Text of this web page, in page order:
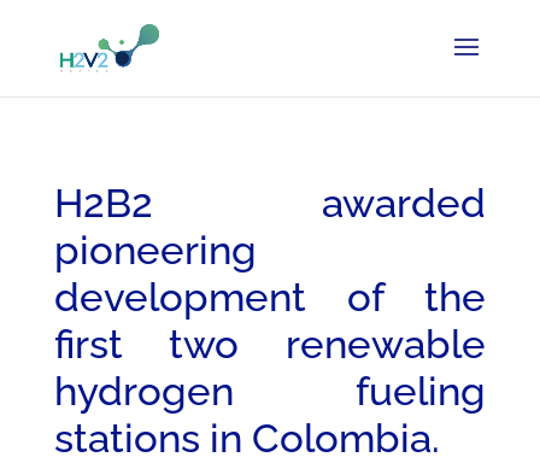
H2B2 awarded
pioneering
development of the
first two renewable
hydrogen fueling
stations in Colombia.